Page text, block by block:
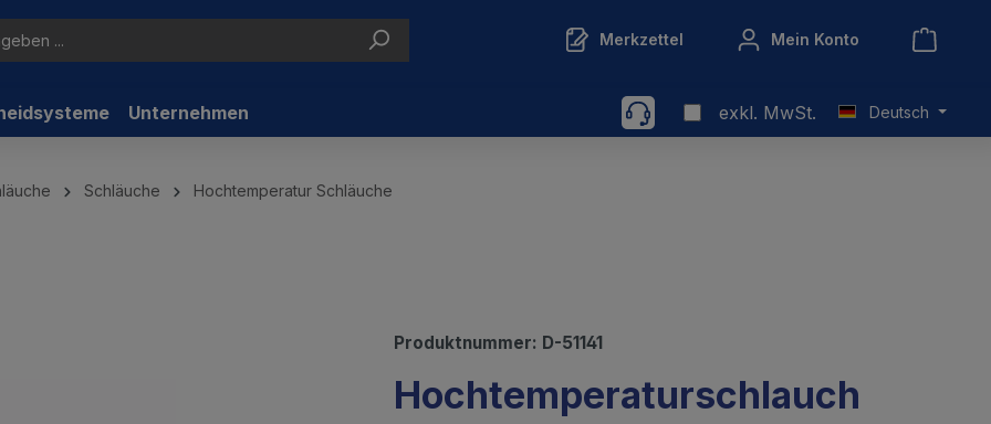
Merkzettel Mein Konto
Unternehmen exkl. MwSt. Deutsch
Schläuche Hochtemperatur Schläuche
Produktnummer: D-51141
Hochtemperaturschlauch